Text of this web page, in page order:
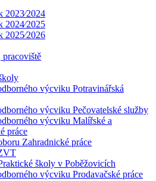
2023⁄2024
2024⁄2025
2025⁄2026
pracoviště
výcviku Potravinářská
výcviku Pečovatelské služby
výcviku Malířské a
práce
Zahradnické práce
školy v Poběžovicích
výcviku Prodavačské práce